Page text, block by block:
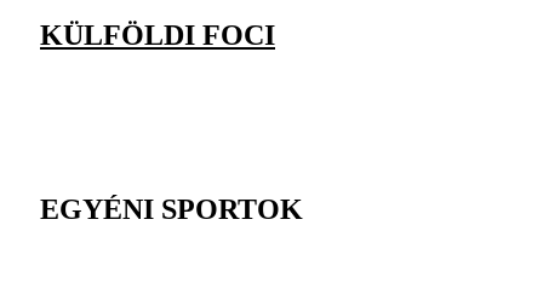
KÜLFÖLDI FOCI
EGYÉNI SPORTOK